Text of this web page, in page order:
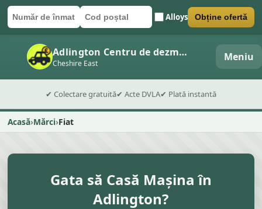
Număr de înmatriculare
Cod poștal Alloys
Trimite formularul Obține ofertă
Adlington Centru de dezmembrări auto
Cheshire East Meniu
✔ Colectare gratuită✔ Acte DVLA✔ Plată instantă
Acasă Mărci Fiat
Gata să Casă Mașina în
Adlington?